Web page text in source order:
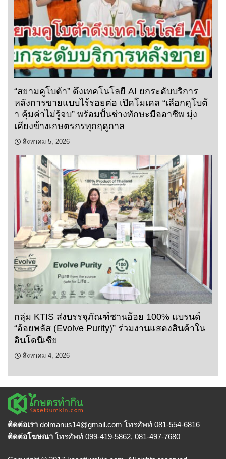
“สยามคูโบต้า” ดึงเทคโนโลยี AI ยกระดับบริการ
หลังการขายแบบไร้รอยต่อ เปิดโมเดล “เลือกคูโบต้
า คุ้มค่าไม่รู้จบ” พร้อมปั้นช่างทักษะมืออาชีพ มุ่ง
เคียงข้างเกษตรกรทุกฤดูกาล
สิงหาคม 5, 2026
กลุ่ม KTIS ส่งบรรจุภัณฑ์ชานอ้อย 100% แบรนด์
“อ้อยพลัส (Evolve Purity)” ร่วมงานแสดงสินค้าใน
อินโดนีเซีย
สิงหาคม 4, 2026
ติดต่อเรา dolmanus14@gmail.com โทรศัพท์ 081-554-6816
ติดต่อโฆษณา โทรศัพท์ 099-419-5862, 081-497-7680